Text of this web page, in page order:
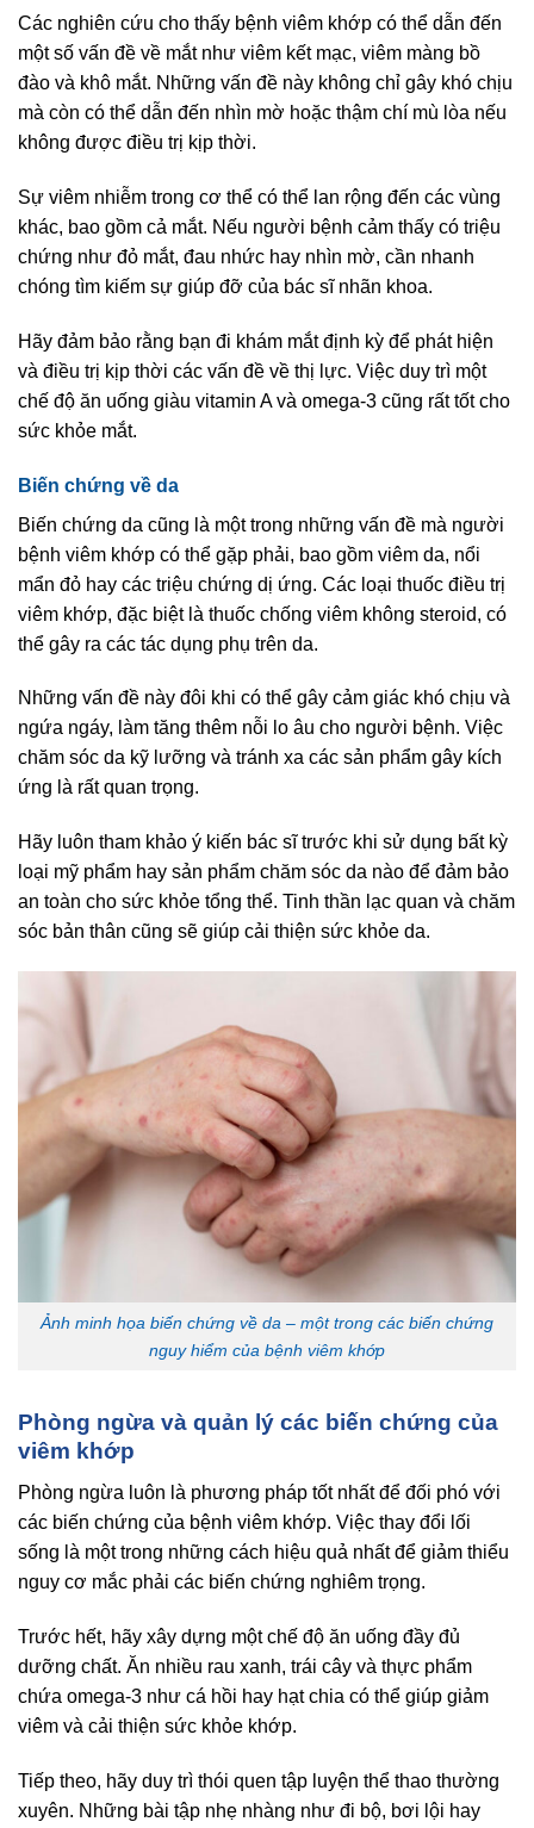
Các nghiên cứu cho thấy bệnh viêm khớp có thể dẫn đến
một số vấn đề về mắt như viêm kết mạc, viêm màng bồ
đào và khô mắt. Những vấn đề này không chỉ gây khó chịu
mà còn có thể dẫn đến nhìn mờ hoặc thậm chí mù lòa nếu
không được điều trị kịp thời.
Sự viêm nhiễm trong cơ thể có thể lan rộng đến các vùng
khác, bao gồm cả mắt. Nếu người bệnh cảm thấy có triệu
chứng như đỏ mắt, đau nhức hay nhìn mờ, cần nhanh
chóng tìm kiếm sự giúp đỡ của bác sĩ nhãn khoa.
Hãy đảm bảo rằng bạn đi khám mắt định kỳ để phát hiện
và điều trị kịp thời các vấn đề về thị lực. Việc duy trì một
chế độ ăn uống giàu vitamin A và omega-3 cũng rất tốt cho
sức khỏe mắt.
Biến chứng về da
Biến chứng da cũng là một trong những vấn đề mà người
bệnh viêm khớp có thể gặp phải, bao gồm viêm da, nổi
mẩn đỏ hay các triệu chứng dị ứng. Các loại thuốc điều trị
viêm khớp, đặc biệt là thuốc chống viêm không steroid, có
thể gây ra các tác dụng phụ trên da.
Những vấn đề này đôi khi có thể gây cảm giác khó chịu và
ngứa ngáy, làm tăng thêm nỗi lo âu cho người bệnh. Việc
chăm sóc da kỹ lưỡng và tránh xa các sản phẩm gây kích
ứng là rất quan trọng.
Hãy luôn tham khảo ý kiến bác sĩ trước khi sử dụng bất kỳ
loại mỹ phẩm hay sản phẩm chăm sóc da nào để đảm bảo
an toàn cho sức khỏe tổng thể. Tinh thần lạc quan và chăm
sóc bản thân cũng sẽ giúp cải thiện sức khỏe da.
Ảnh minh họa biến chứng về da – một trong các biến chứng
nguy hiểm của bệnh viêm khớp
Phòng ngừa và quản lý các biến chứng của
viêm khớp
Phòng ngừa luôn là phương pháp tốt nhất để đối phó với
các biến chứng của bệnh viêm khớp. Việc thay đổi lối
sống là một trong những cách hiệu quả nhất để giảm thiểu
nguy cơ mắc phải các biến chứng nghiêm trọng.
Trước hết, hãy xây dựng một chế độ ăn uống đầy đủ
dưỡng chất. Ăn nhiều rau xanh, trái cây và thực phẩm
chứa omega-3 như cá hồi hay hạt chia có thể giúp giảm
viêm và cải thiện sức khỏe khớp.
Tiếp theo, hãy duy trì thói quen tập luyện thể thao thường
xuyên. Những bài tập nhẹ nhàng như đi bộ, bơi lội hay